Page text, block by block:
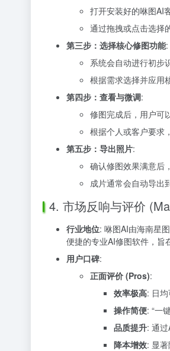
打开安装好的咻图AI
通过拖拽或点击选择
第三步：选择核心修图功能:
系统会自动进行初步
根据需求选择并应用
第四步：查看与微调:
修图完成后，用户可
根据个人或客户要求
第五步：导出照片:
确认修图效果满意后
成片通常会自动导出
4. 市场反响与评价
行业地位: 咻图AI由海南星
便捷的专业AI修图软件，旨
用户口碑:
正面评价 (Pros):
效率极高: 日
操作简便: “一
品质提升: 通
降本增效: 显